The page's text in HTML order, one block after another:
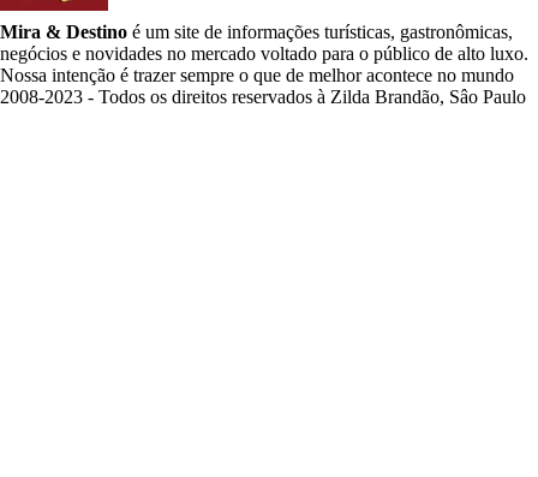
Mira & Destino é um site de informações turísticas, gastronômicas,
negócios e novidades no mercado voltado para o público de alto luxo.
Nossa intenção é trazer sempre o que de melhor acontece no mundo
2008-2023 - Todos os direitos reservados à Zilda Brandão, Sâo Paulo